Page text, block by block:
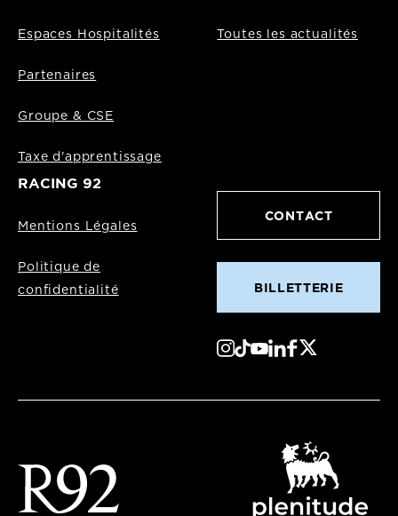
Espaces Hospitalités
Partenaires
Groupe & CSE
Taxe d'apprentissage
Toutes les actualités
RACING 92
Mentions Légales
Politique de
confidentialité
CONTACT
BILLETTERIE